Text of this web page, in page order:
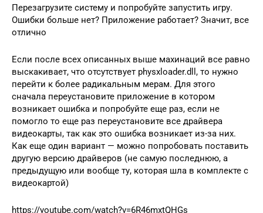
Перезагрузите систему и попробуйте запустить игру.
Ошибки больше нет? Приложение работает? Значит, все
отлично
Если после всех описанных выше махинаций все равно
выскакивает, что отсутствует physxloader.dll, то нужно
перейти к более радикальным мерам. Для этого
сначала переустановите приложение в котором
возникает ошибка и попробуйте еще раз, если не
помогло то еще раз переустановите все драйвера
видеокарты, так как это ошибка возникает из-за них.
Как еще один вариант — можно попробовать поставить
другую версию драйверов (не самую последнюю, а
предыдущую или вообще ту, которая шла в комплекте с
видеокартой)
https://youtube.com/watch?v=6R46mxtQHGs